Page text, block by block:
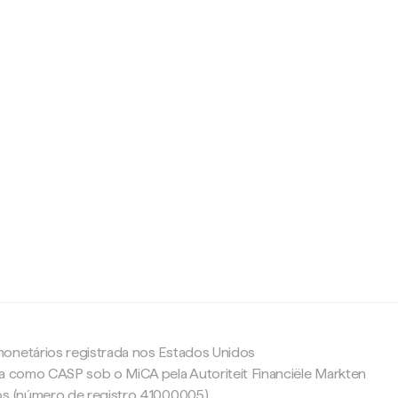
registrada nos Estados Unidos
como CASP sob o MiCA pela Autoriteit Financiële Markten